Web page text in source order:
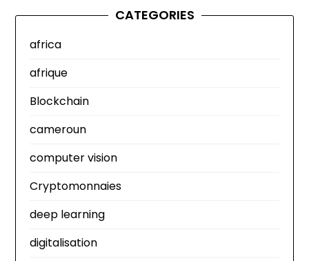
CATEGORIES
africa
afrique
Blockchain
cameroun
computer vision
Cryptomonnaies
deep learning
digitalisation